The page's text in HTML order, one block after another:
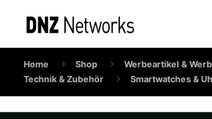
Home Shop
Werbeartikel &
Technik & Zubehör
Smartwatches &